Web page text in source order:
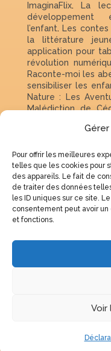
Pour offrir les meilleures
telles que les cookies pour
des appareils. Le fait de
de traiter des données
les ID uniques sur ce site.
consentement peut avoir
et fonctions.
Voir
ImaginaFlix.
La
l’enfant. Les
la littérature
application pour
révolution
Raconte-moi les
sensibiliser les
Nature : Les
Malédiction de
de la lecture chez
les écrans ?
créatures
l’application
Google Play.
ImaginaFlix pour
Politique de